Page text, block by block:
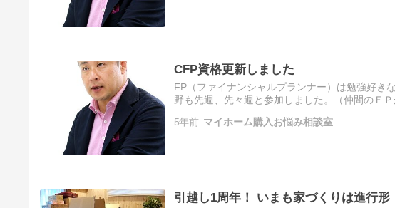
CFP資格更新しました
FP（ファイナンシャルプランナー）は勉強好き
野も先週、先々週と参加しました。（仲間のＦ
5年前 マイホーム購入お悩み相談室
引越し1周年！ いまも家づくりは進行形